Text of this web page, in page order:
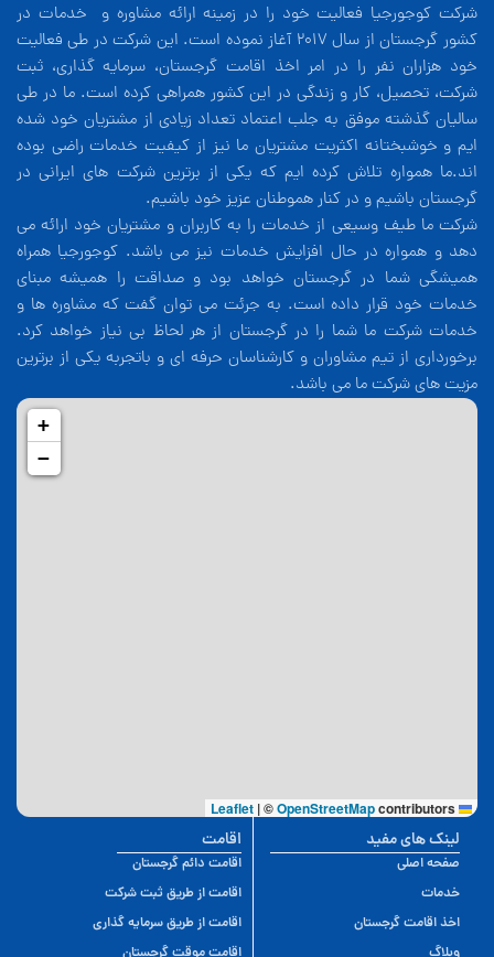
شرکت کوجورجیا فعالیت خود را در زمینه ارائه مشاوره و خدمات در
کشور گرجستان از سال 2017 آغاز نموده است. این شرکت در طی فعالیت
خود هزاران نفر را در امر اخذ اقامت گرجستان، سرمایه گذاری، ثبت
شرکت، تحصیل، کار و زندگی در این کشور همراهی کرده است. ما در طی
سالیان گذشته موفق به جلب اعتماد تعداد زیادی از مشتریان خود شده
ایم و خوشبختانه اکثریت مشتریان ما نیز از کیفیت خدمات راضی بوده
اند.ما همواره تلاش کرده ایم که یکی از برترین شرکت های ایرانی در
گرجستان باشیم و در کنار هموطنان عزیز خود باشیم.
شرکت ما طیف وسیعی از خدمات را به کاربران و مشتریان خود ارائه می
دهد و همواره در حال افزایش خدمات نیز می باشد. کوجورجیا همراه
همیشگی شما در گرجستان خواهد بود و صداقت را همیشه مبنای
خدمات خود قرار داده است. به جرئت می توان گفت که مشاوره ها و
خدمات شرکت ما شما را در گرجستان از هر لحاظ بی نیاز خواهد کرد.
برخورداری از تیم مشاوران و کارشناسان حرفه ای و باتجربه یکی از برترین
مزیت های شرکت ما می باشد.
+
−
Leaflet
|©OpenStreetMapcontributors
اقامت
اقامت دائم گرجستان
اقامت از طریق ثبت شرکت
اقامت از طریق سرمایه گذاری
لینک های مفید
صفحه اصلی
خدمات
اخذ اقامت گرجستان